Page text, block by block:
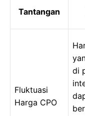
Tantangan
Fluktuasi
Harga CPO
di